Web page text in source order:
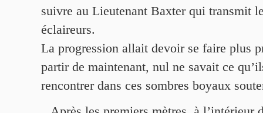
suivre au Lieutenant Baxter qui transmit
éclaireurs.
La progression allait devoir se faire plus
partir de maintenant, nul ne savait ce
rencontrer dans ces sombres boyaux